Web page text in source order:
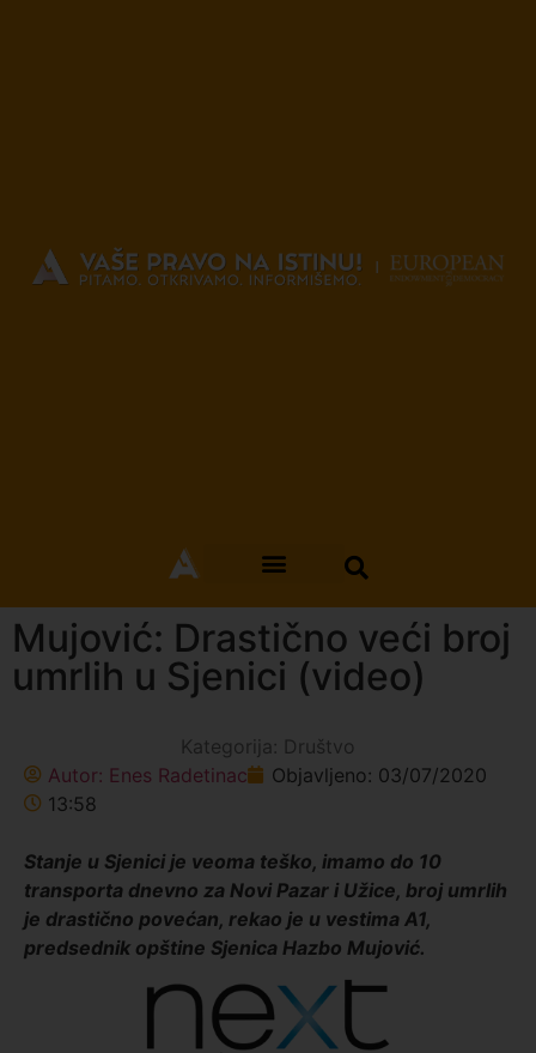
Mujović: Drastično veći broj
umrlih u Sjenici (video)
Kategorija: Društvo
Autor: Enes Radetinac Objavljeno: 03/07/2020
13:58
Stanje u Sjenici je veoma teško, imamo do 10
transporta dnevno za Novi Pazar i Užice, broj umrlih
je drastično povećan, rekao je u vestima A1,
predsednik opštine Sjenica Hazbo Mujović.